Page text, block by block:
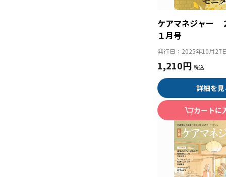
ケアマネジャー
１月号
発行日： 2025年10月27
1,210円
詳細を
カートに